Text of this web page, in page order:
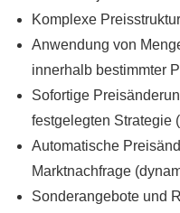
Komplexe
Anwendung von
innerhalb bestimmter
Sofortige
festgelegten Strategie
Automatische
Marktnachfrage
Sonderangebote und